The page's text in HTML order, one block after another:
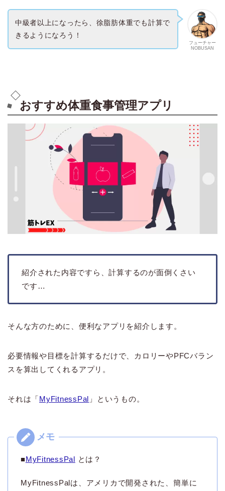
フューチャー
NOBUSAN
中級者以上になったら、徐脂肪体重でも計算で
きるようになろう！
おすすめ体重食事管理アプリ
紹介された内容ですら、計算するのが面倒くさい
です…
そんな方のために、便利なアプリを紹介します。
必要情報や目標を計算するだけで、カロリーやPFCバラン
スを算出してくれるアプリ。
それは「MyFitnessPal 」というもの。
■MyFitnessPal とは？
MyFitnessPalは、アメリカで開発された、簡単に